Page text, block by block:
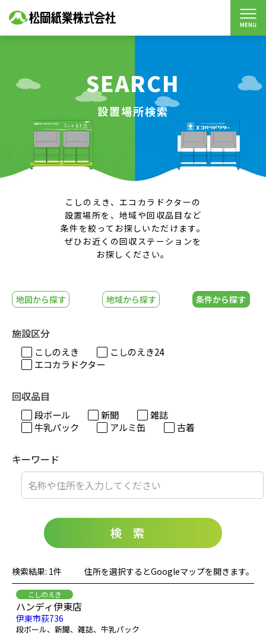
SEARCH
設置場所検索
こしのえき、エコカラドクターの
設置場所を、地域や回収品目など
条件を絞ってお探しいただけます。
ぜひお近くの回収ステーションを
お探しください。
地図から探す 地域から探す 条件から探す
施設区分
こしのえき
こしのえき24
エコカラドクター
回収品目
段ボール 新聞
雑誌
牛乳パック
アルミ缶 古着
キーワード
検索
検索結果: 1件 住所を選択するとGoogleマップを開きます。
こしのえき
ハンディ伊東店
伊東市荻736
段ボール、新聞、雑誌、牛乳パック